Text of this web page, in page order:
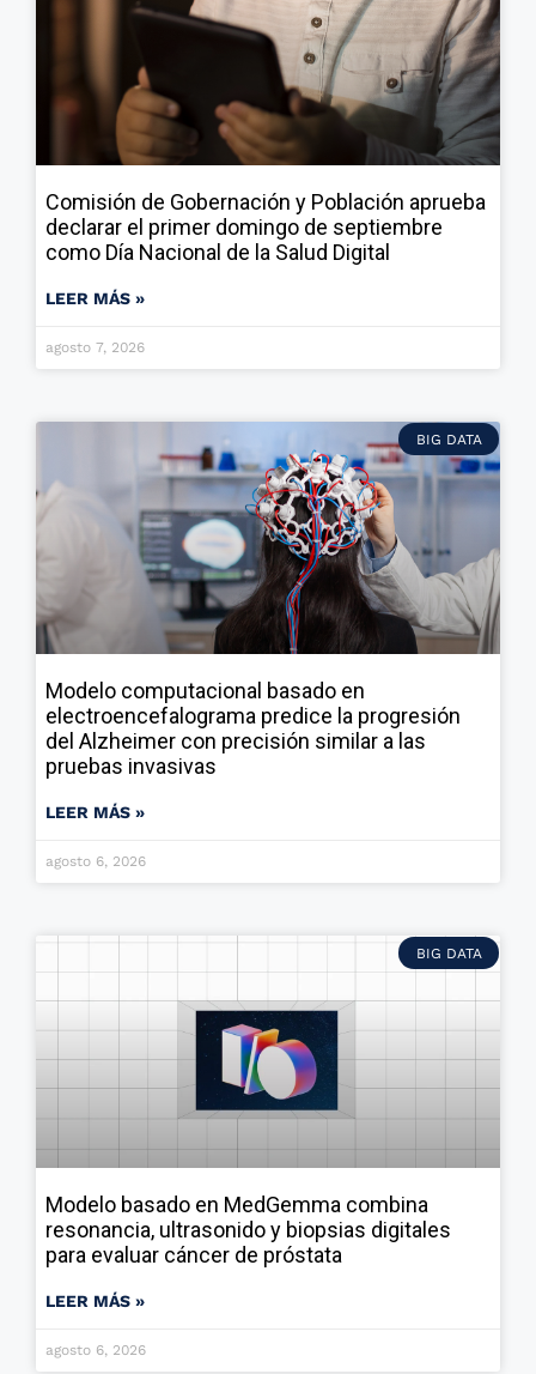
Comisión de Gobernación y Población aprueba
declarar el primer domingo de septiembre
como Día Nacional de la Salud Digital
LEER MÁS »
agosto 7, 2026
BIG DATA
Modelo computacional basado en
electroencefalograma predice la progresión
del Alzheimer con precisión similar a las
pruebas invasivas
LEER MÁS »
agosto 6, 2026
BIG DATA
Modelo basado en MedGemma combina
resonancia, ultrasonido y biopsias digitales
para evaluar cáncer de próstata
LEER MÁS »
agosto 6, 2026